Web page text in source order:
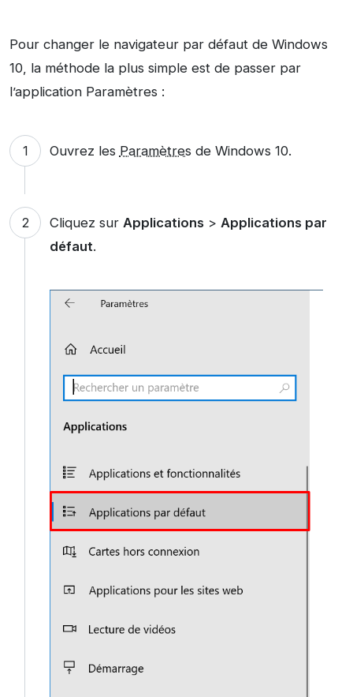
Pour changer le navigateur par défaut de Windows
10, la méthode la plus simple est de passer par
l’application Paramètres :
Ouvrez les Paramètres de Windows 10.
Cliquez sur Applications> Applications par
défaut.